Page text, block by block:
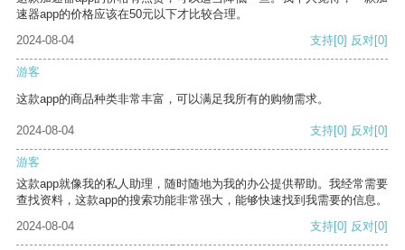
速器app的价格应该在50元以下才比较合理。
2024-08-04
支持[0] 反对[0]
游客
这款app的商品种类非常丰富，可以满足我所有的购物需求。
2024-08-04 支持[0] 反对[0]
游客
这款app就像我的私人助理，随时随地为我的办公提供帮助。我经常需要
查找资料，这款app的搜索功能非常强大，能够快速找到我需要的信息。
2024-08-04
支持[0] 反对[0]